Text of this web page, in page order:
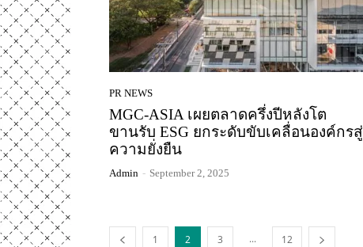
PR NEWS
MGC-ASIA เผยตลาดครึ่งปีหลังโต
ขานรับ ESG ยกระดับขับเคลื่อนองค์กรสู่
ความยั่งยืน
Admin - September 2, 2025
1 2 3 ... 12